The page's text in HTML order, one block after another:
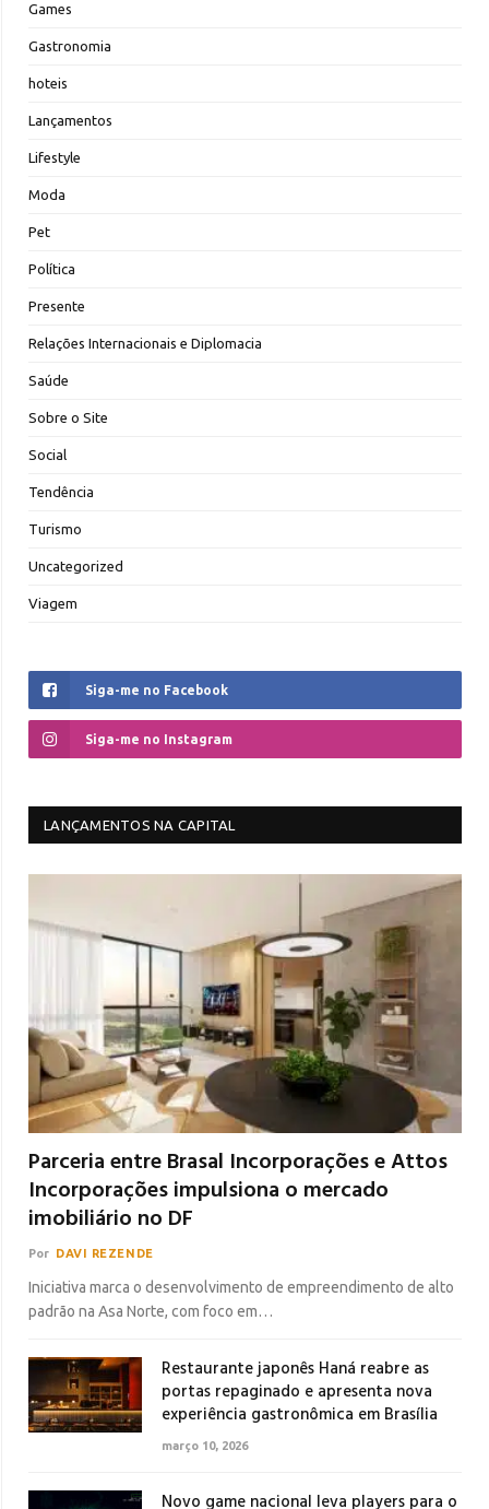
Games
Gastronomia
hoteis
Lançamentos
Lifestyle
Moda
Pet
Política
Presente
Relações Internacionais e Diplomacia
Saúde
Sobre o Site
Social
Tendência
Turismo
Uncategorized
Viagem
Siga-me no Facebook
Siga-me no Instagram
LANÇAMENTOS NA CAPITAL
Parceria entre Brasal Incorporações e Attos
Incorporações impulsiona o mercado
imobiliário no DF
Por DAVI REZENDE
Iniciativa marca o desenvolvimento de empreendimento de alto
padrão na Asa Norte, com foco em…
Restaurante japonês Haná reabre as
portas repaginado e apresenta nova
experiência gastronômica em Brasília
março 10, 2026
Novo game nacional leva players para o